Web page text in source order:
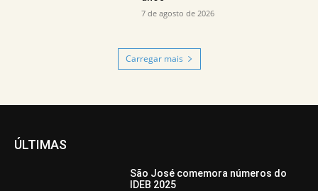
7 de agosto de 2026
Carregar mais
ÚLTIMAS
São José comemora números do
IDEB 2025